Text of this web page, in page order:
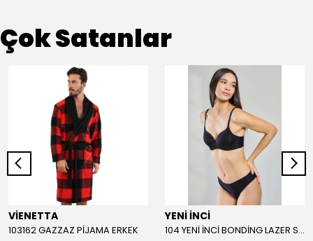
Çok Satanlar
VİENETTA
103162 GAZZAZ PİJAMA ERKEK
YENİ İNCİ
104 YENİ İNCİ BONDİNG LAZER SÜTYEN KADIN